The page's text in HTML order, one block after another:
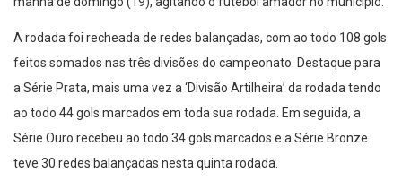
manhã de domingo (19), agitando o futebol amador no município.
A rodada foi recheada de redes balançadas, com ao todo 108 gols
feitos somados nas três divisões do campeonato. Destaque para
a Série Prata, mais uma vez a ‘Divisão Artilheira’ da rodada tendo
ao todo 44 gols marcados em toda sua rodada. Em seguida, a
Série Ouro recebeu ao todo 34 gols marcados e a Série Bronze
teve 30 redes balançadas nesta quinta rodada.